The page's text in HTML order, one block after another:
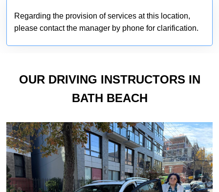
Regarding the provision of services at this location,
please contact the manager by phone for clarification.
OUR DRIVING INSTRUCTORS IN
BATH BEACH